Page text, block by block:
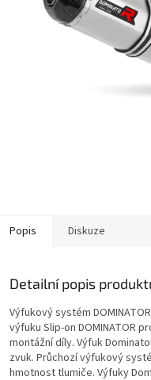
Popis Diskuze
Detailní popis
Výfukový systém
výfuku Slip-on DOMINATOR
montážní díly. Výfuk
zvuk. Průchozí výfukový
hmotnost tlumiče. Výfuky